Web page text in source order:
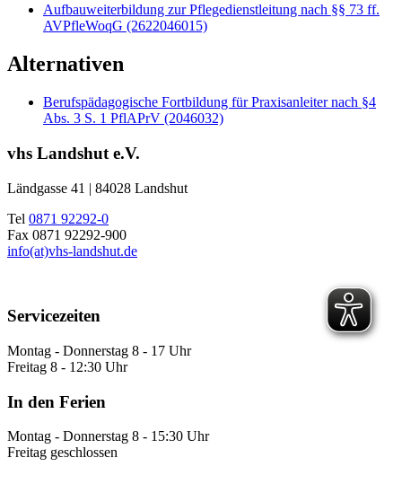
Aufbauweiterbildung zur Pflegedienstleitung nach §§ 73 ff.
AVPfleWoqG (2622046015)
Alternativen
Berufspädagogische Fortbildung für Praxisanleiter nach §4
Abs. 3 S. 1 PflAPrV (2046032)
vhs Landshut e.V.
Ländgasse 41 | 84028 Landshut
Tel 0871 92292-0
Fax 0871 92292-900
info(at)vhs-landshut.de
Servicezeiten
Montag - Donnerstag 8 - 17 Uhr
Freitag 8 - 12:30 Uhr
In den Ferien
Montag - Donnerstag 8 - 15:30 Uhr
Freitag geschlossen